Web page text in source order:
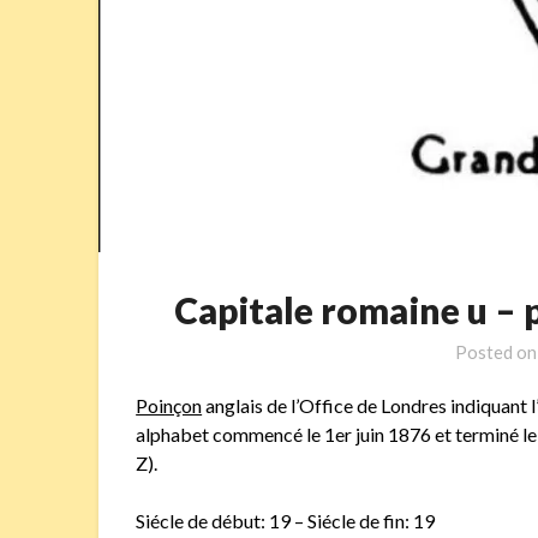
Capitale romaine u –
Posted on
Poinçonanglais de l’Office de Londres
alphabet commencé le 1er juin 1876 et terminé
Z).
Siécle de début: 19 – Siécle de fin: 19